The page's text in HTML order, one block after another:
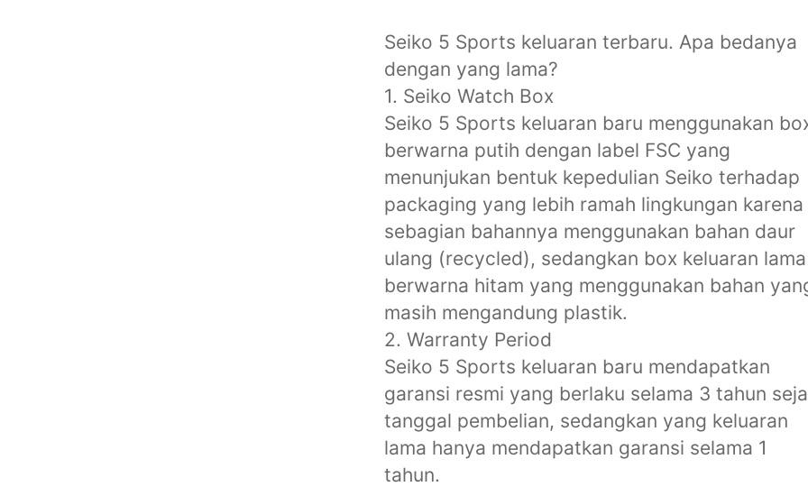
Seiko 5 Sports keluaran terbaru. Apa bedanya
dengan yang lama?
1. Seiko Watch Box
Seiko 5 Sports keluaran baru menggunakan
berwarna putih dengan label FSC yang
menunjukan bentuk kepedulian Seiko terhadap
packaging yang lebih ramah lingkungan karena
sebagian bahannya menggunakan bahan daur
ulang (recycled), sedangkan box keluaran lama
berwarna hitam yang menggunakan bahan
masih mengandung plastik.
2. Warranty Period
Seiko 5 Sports keluaran baru mendapatkan
garansi resmi yang berlaku selama 3 tahun
tanggal pembelian, sedangkan yang keluaran
lama hanya mendapatkan garansi selama 1
tahun.